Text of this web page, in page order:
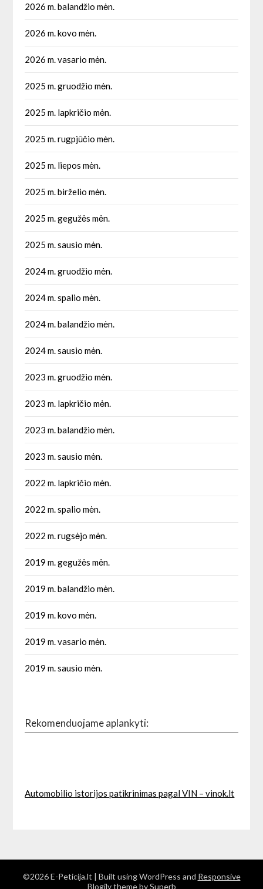
2026 m. balandžio mėn.
2026 m. kovo mėn.
2026 m. vasario mėn.
2025 m. gruodžio mėn.
2025 m. lapkričio mėn.
2025 m. rugpjūčio mėn.
2025 m. liepos mėn.
2025 m. birželio mėn.
2025 m. gegužės mėn.
2025 m. sausio mėn.
2024 m. gruodžio mėn.
2024 m. spalio mėn.
2024 m. balandžio mėn.
2024 m. sausio mėn.
2023 m. gruodžio mėn.
2023 m. lapkričio mėn.
2023 m. balandžio mėn.
2023 m. sausio mėn.
2022 m. lapkričio mėn.
2022 m. spalio mėn.
2022 m. rugsėjo mėn.
2019 m. gegužės mėn.
2019 m. balandžio mėn.
2019 m. kovo mėn.
2019 m. vasario mėn.
2019 m. sausio mėn.
Rekomenduojame aplankyti:
Automobilio istorijos patikrinimas pagal VIN – vinok.lt
©2026 E-Peticija.lt | Built using WordPress and Responsive
Blogilytheme by Superb